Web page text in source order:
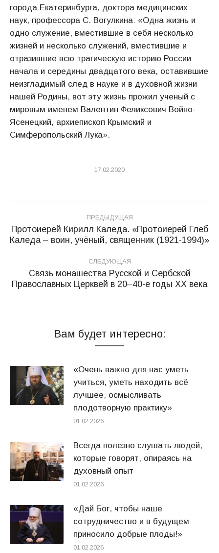
города Екатеринбурга, доктора медицинских
наук, профессора С. Вогулкина: «Одна жизнь и
одно служение, вместившие в себя несколько
жизней и несколько служений, вместившие и
отразившие всю трагическую историю России
начала и середины двадцатого века, оставившие
неизгладимый след в науке и в духовной жизни
нашей Родины, вот эту жизнь прожил ученый с
мировым именем Валентин Феликсович Войно-
Ясенецкий, архиепископ Крымский и
Симферопольский Лука».
17.02.2020
Навигация
по
записям
ПРЕДЫДУЩАЯ
Предыдущая
запись:
Протоиерей Кирилл Каледа. «Протоиерей Глеб
Каледа – воин, учёный, священник (1921-1994)»
СЛЕДУЮЩАЯ
Следующая
Связь монашества Русской и Сербской
Православных Церквей в 20–40-е годы ХХ века
Вам будет интересно:
«Очень важно для нас уметь
учиться, уметь находить всё
лучшее, осмысливать
плодотворную практику»
01.02.2026
Всегда полезно слушать людей,
которые говорят, опираясь на
духовный опыт
01.02.2026
«Дай Бог, чтобы наше
сотрудничество и в будущем
приносило добрые плоды!»
01.02.2026